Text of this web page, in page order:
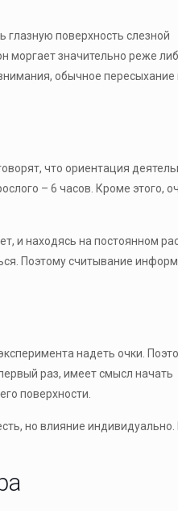
глазную поверхность слезной
моргает значительно реже
обычное
что ориентация
– 6 часов. Кроме этого,
и находясь на постоянном
Поэтому считывание
надеть очки.
раз, имеет смысл начать
поверхности.
но влияние